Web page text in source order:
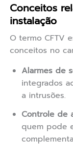
Conceitos
instalação
O termo CFTV
conceitos no
Alarmes de
integrados
a intrusões.
Controle de
quem pode